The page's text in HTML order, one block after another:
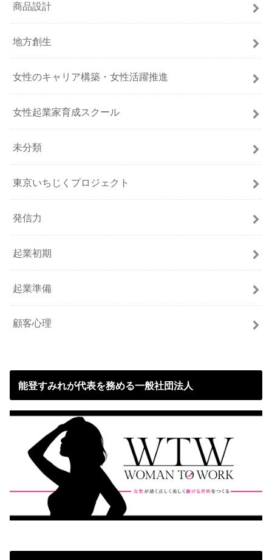
商品設計
地方創生
女性のキャリア構築・女性活躍推進
女性起業家育成スクール
未分類
東京いちじくプロジェクト
発信力
起業初期
起業準備
顧客心理
能登すみれが代表を務める一般社団法人